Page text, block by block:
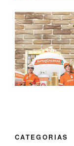
CATEGORIAS